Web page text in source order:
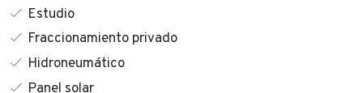
Estudio
Fraccionamiento privado
Hidroneumático
Panel solar